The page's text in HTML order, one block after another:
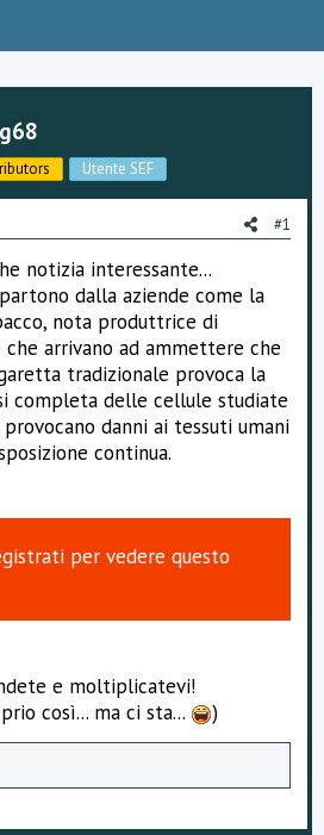
Utente SEF
#1
notizia interessante...
dalla aziende come la
nota produttrice di
arrivano ad ammettere che
tradizionale provoca la
completa delle cellule studiate
danni ai tessuti umani
continua.
per vedere questo
e moltiplicatevi!
così... ma ci sta...
)